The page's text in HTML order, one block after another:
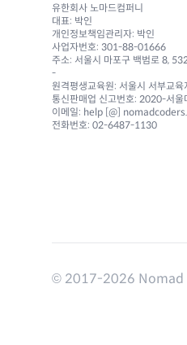
유한회사 노마드컴퍼니
대표: 박인
개인정보책임관리자: 박인
사업자번호: 301-88-01666
주소: 서울시 마포구 백범로 8,
-
원격평생교육원: 서울시 서부교
통신판매업 신고번호: 2020-서
이메일: help [@]
전화번호: 02-6487-1130
© 2017-2026 Nomad